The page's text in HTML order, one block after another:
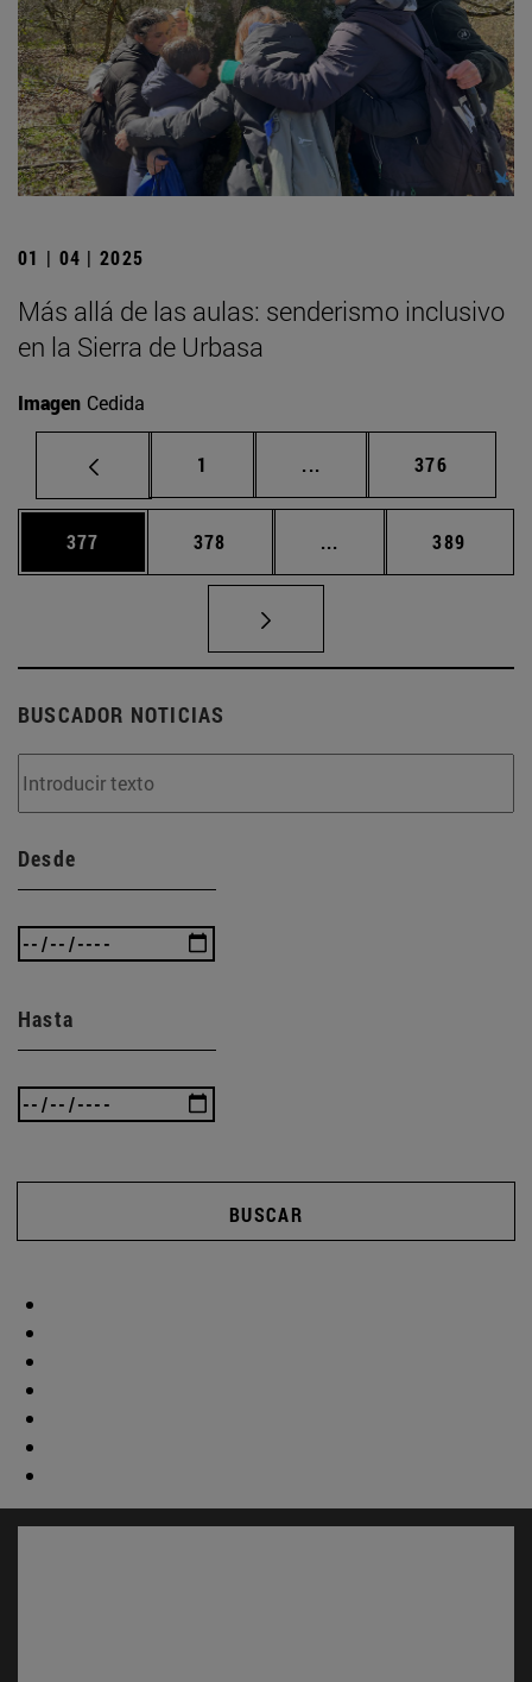
01 | 04 | 2025
Más allá de las aulas: senderismo inclusivo
en la Sierra de Urbasa
Imagen Cedida
Página
1 ... Páginas intermedias
Página
376
Página
377 Página
378 ... Páginas intermedias
Página
389
BUSCADOR NOTICIAS
Desde
Hasta
BUSCAR